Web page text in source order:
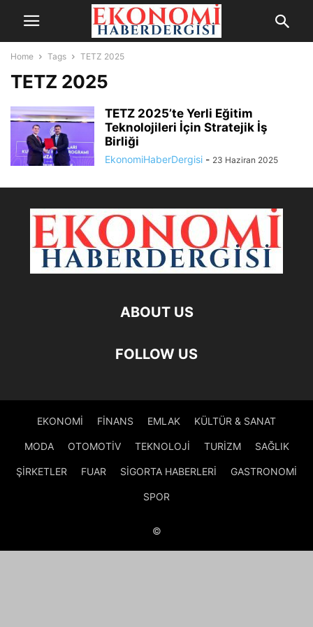
Home Tags TETZ 2025
TETZ 2025
TETZ 2025’te Yerli Eğitim
Teknolojileri İçin Stratejik İş
Birliği
EkonomiHaberDergisi - 23 Haziran 2025
ABOUT US
FOLLOW US
EKONOMİ FİNANS EMLAK KÜLTÜR & SANAT
MODA OTOMOTİV TEKNOLOJİ TURİZM SAĞLIK
ŞİRKETLER FUAR SİGORTA HABERLERİ GASTRONOMİ
SPOR
©